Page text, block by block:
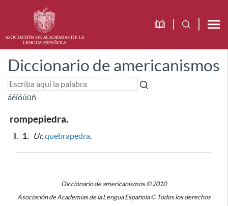
Diccionario de americanismos
áéíóúüñ
rompepiedra.
I. 1. Ur.quebrapedra.
Diccionario de americanismos © 2010
Asociación de Academias de la Lengua Española © Todos los derechos